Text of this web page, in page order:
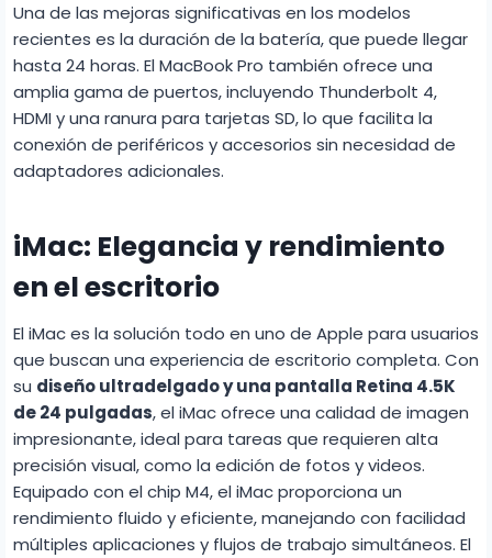
Una de las mejoras significativas en los modelos
recientes es la duración de la batería, que puede llegar
hasta 24 horas. El MacBook Pro también ofrece una
amplia gama de puertos, incluyendo Thunderbolt 4,
HDMI y una ranura para tarjetas SD, lo que facilita la
conexión de periféricos y accesorios sin necesidad de
adaptadores adicionales.
iMac: Elegancia y rendimiento
en el escritorio
El iMac es la solución todo en uno de Apple para usuarios
que buscan una experiencia de escritorio completa. Con
su diseño ultradelgado y una pantalla Retina 4.5K
de 24 pulgadas, el iMac ofrece una calidad de imagen
impresionante, ideal para tareas que requieren alta
precisión visual, como la edición de fotos y videos.
Equipado con el chip M4, el iMac proporciona un
rendimiento fluido y eficiente, manejando con facilidad
múltiples aplicaciones y flujos de trabajo simultáneos. El